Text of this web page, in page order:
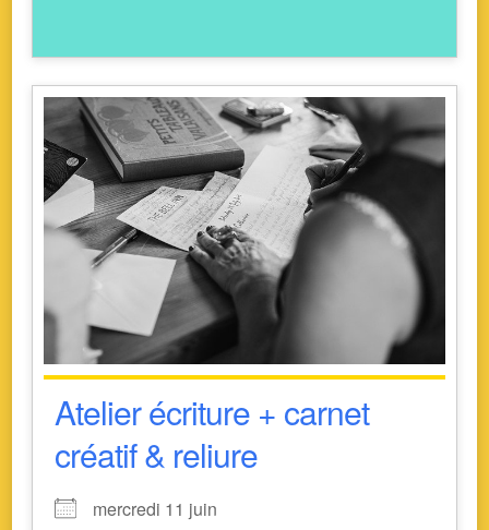
Atelier écriture + carnet
créatif & reliure
mercredi 11 juin